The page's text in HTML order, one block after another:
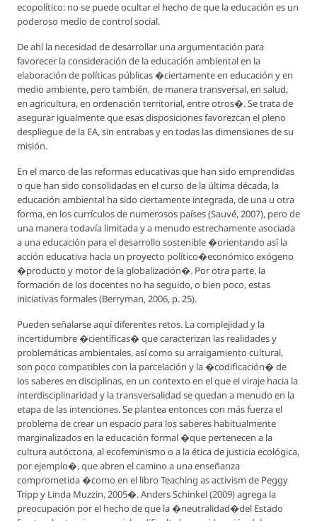
ecopolítico: no se puede ocultar el hecho de que la educación es un
poderoso medio de control social.
De ahí la necesidad de desarrollar una argumentación para
favorecer la consideración de la educación ambiental en la
elaboración de políticas públicas �ciertamente en educación y en
medio ambiente, pero también, de manera transversal, en salud,
en agricultura, en ordenación territorial, entre otros�. Se trata de
asegurar igualmente que esas disposiciones favorezcan el pleno
despliegue de la EA, sin entrabas y en todas las dimensiones de su
misión.
En el marco de las reformas educativas que han sido emprendidas
o que han sido consolidadas en el curso de la última década, la
educación ambiental ha sido ciertamente integrada, de una u otra
forma, en los currículos de numerosos países (Sauvé, 2007), pero de
una manera todavía limitada y a menudo estrechamente asociada
a una educación para el desarrollo sostenible �orientando así la
acción educativa hacia un proyecto político�económico exógeno
�producto y motor de la globalización�. Por otra parte, la
formación de los docentes no ha seguido, o bien poco, estas
iniciativas formales (Berryman, 2006, p. 25).
Pueden señalarse aquí diferentes retos. La complejidad y la
incertidumbre �científicas� que caracterizan las realidades y
problemáticas ambientales, así como su arraigamiento cultural,
son poco compatibles con la parcelación y la �codificación� de
los saberes en disciplinas, en un contexto en el que el viraje hacia la
interdisciplinaridad y la transversalidad se quedan a menudo en la
etapa de las intenciones. Se plantea entonces con más fuerza el
problema de crear un espacio para los saberes habitualmente
marginalizados en la educación formal �que pertenecen a la
cultura autóctona, al ecofeminismo o a la ética de justicia ecológica,
por ejemplo�, que abren el camino a una enseñanza
comprometida �como en el libro Teaching as activism de Peggy
Tripp y Linda Muzzin, 2005�. Anders Schinkel (2009) agrega la
preocupación por el hecho de que la �neutralidad�del Estado